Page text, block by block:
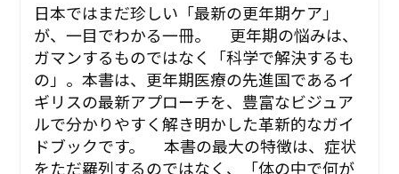
日本ではまだ珍しい「最新の更年期ケア」
が、一目でわかる一冊。 更年期の悩みは、
ガマンするものではなく「科学で解決するも
の」。本書は、更年期医療の先進国であるイ
ギリスの最新アプローチを、豊富なビジュア
ルで分かりやすく解き明かした革新的なガイ
ドブックです。 本書の最大の特徴は、症状
をただ羅列するのではなく、「体の中で何が